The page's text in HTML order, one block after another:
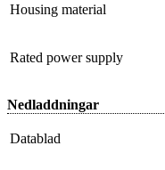
Housing material
Rated power supply
Nedladdningar
Datablad